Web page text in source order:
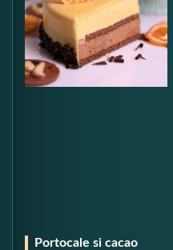
Portocale si cacao